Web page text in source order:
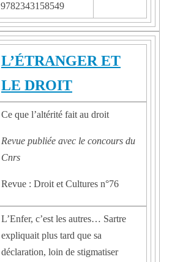
9782343158549
L’ÉTRANGER ET
LE DROIT
Ce que l’altérité fait au droit
Revue publiée avec le concours du
Cnrs
Revue : Droit et Cultures n°76
L’Enfer, c’est les autres… Sartre
expliquait plus tard que sa
déclaration, loin de stigmatiser